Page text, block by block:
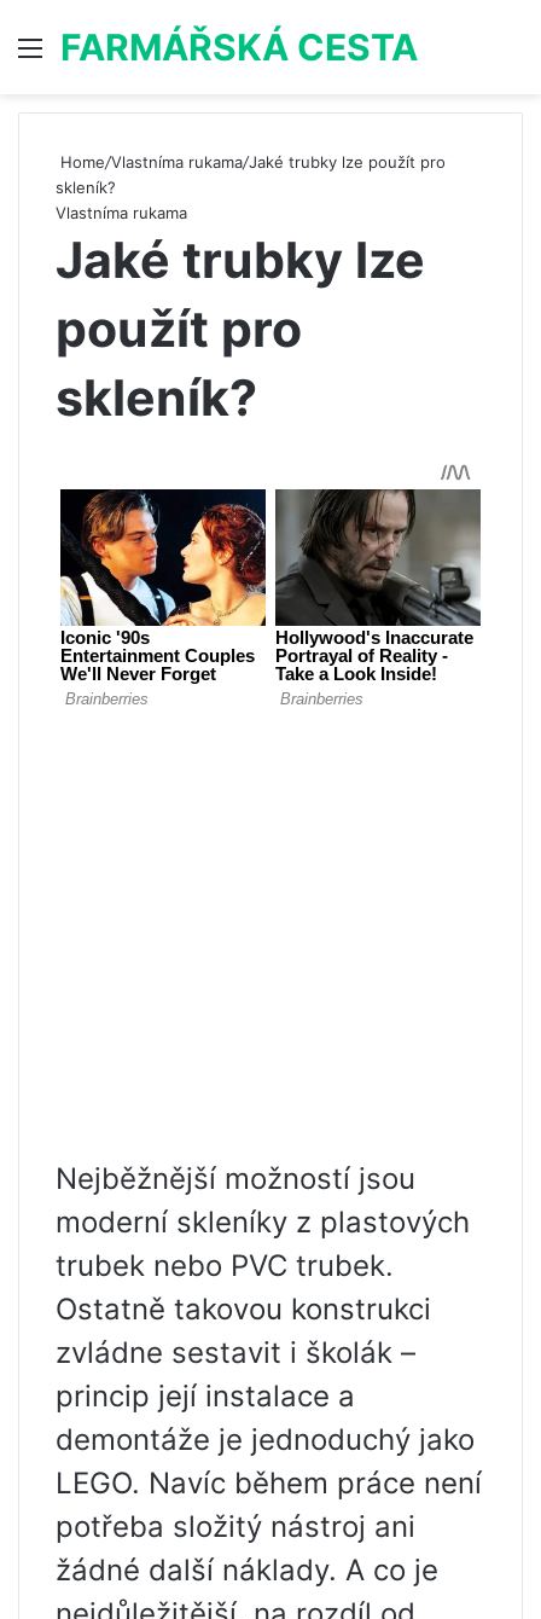
Menu
FARMÁŘSKÁ CESTA
Home/Vlastníma rukama/Jaké trubky lze použít pro
skleník?
Vlastníma rukama
Jaké trubky lze
použít pro
skleník?
Nejběžnější možností jsou
moderní skleníky z plastových
trubek nebo PVC trubek.
Ostatně takovou konstrukci
zvládne sestavit i školák –
princip její instalace a
demontáže je jednoduchý jako
LEGO. Navíc během práce není
potřeba složitý nástroj ani
žádné další náklady. A co je